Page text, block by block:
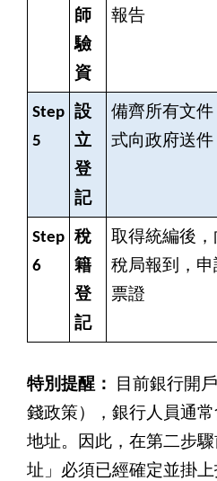
師
驗
資
報告
Step
5
設
立
登
記
備齊所有文件
式向政府送件
Step
6
稅
籍
登
記
取得統編後，
稅局報到，申
票證
特別提醒：
目前銀行開
錢政策），銀行人員通
地址。因此，在第二步
址」必須已經確定並掛